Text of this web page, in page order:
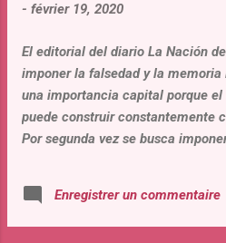
- février 19, 2020
El editorial del diario La Nación
imponer la falsedad y la
una importancia capital porque
puede construir constantemente
Por segunda vez se busca
imponía la obligación de referir el
desaparecidos, cifra inexistente,
Enregistrer un commentaire